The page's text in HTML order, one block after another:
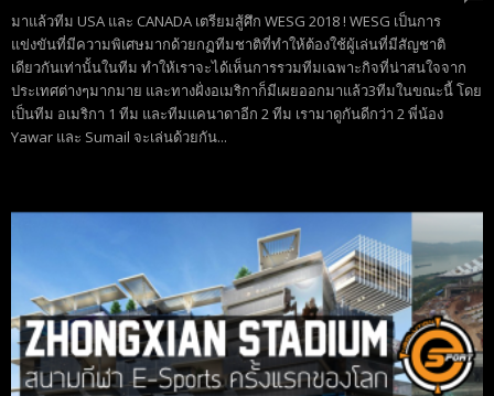
มาแล้วทีม USA และ CANADA เตรียมสู้ศึก WESG 2018 ! WESG เป็นการ
แข่งขันที่มีความพิเศษมากด้วยกฏทีมชาติที่ทำให้ต้องใช้ผู้เล่นที่มีสัญชาติ
เดียวกันเท่านั้นในทีม ทำให้เราจะได้เห็นการรวมทีมเฉพาะกิจที่น่าสนใจจาก
ประเทศต่างๆมากมาย และทางฝั่งอเมริกาก็มีเผยออกมาแล้ว3ทีมในขณะนี้ โดย
เป็นทีม อเมริกา 1 ทีม และทีมแคนาดาอีก 2 ทีม เรามาดูกันดีกว่า 2 พี่น้อง
Yawar และ Sumail จะเล่นด้วยกัน...